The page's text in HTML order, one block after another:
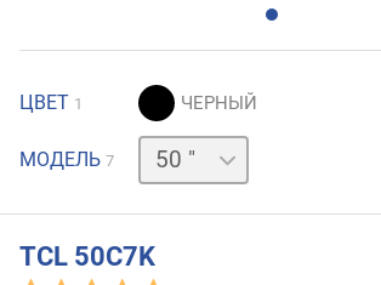
ЦВЕТ 1
МОДЕЛЬ 7
55 "65 " 85 "
TCL 50C7K